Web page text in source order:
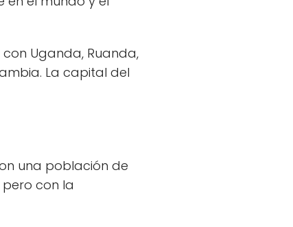
Uganda, Ruanda,
La capital del
una población de
pero con la